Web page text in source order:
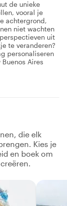
de unieke
vooral je
achtergrond,
niet wachten
uit
te veranderen?
personaliseren
Aires
die elk
Kies je
en boek om